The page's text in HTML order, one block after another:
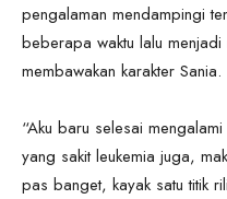
pengalaman mendampingi
beberapa waktu lalu
membawakan karakter Sania.
“Aku baru selesai
yang sakit leukemia juga,
pas banget, kayak satu titik